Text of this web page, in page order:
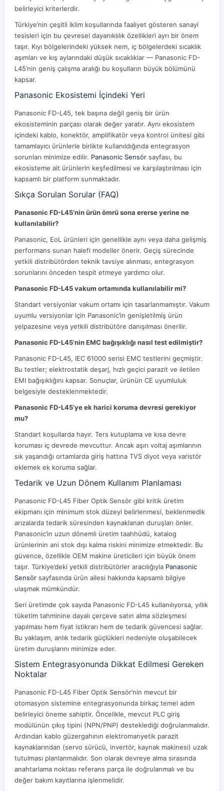
belirleyici kriterlerdir.
Türkiye’nin çeşitli iklim koşullarında faaliyet gösteren sanayi
tesisleri için bu çevresel dayanıklılık özellikleri ayrı bir önem
taşır. Kıyı bölgelerindeki yüksek nem, iç bölgelerdeki sıcaklık
aşımları ve kış aylarındaki düşük sıcaklıklar — Panasonic FD-
L45’nin geniş çalışma aralığı bu koşulların büyük bölümünü
kapsar.
Panasonic Ekosistemi İçindeki Yeri
Panasonic FD-L45, tek başına değil geniş bir ürün
ekosisteminin parçası olarak değer yaratır. Aynı ekosistem
içindeki kablo, konektör, amplifikatör veya kontrol ünitesi gibi
tamamlayıcı ürünlerle birlikte kullanıldığında entegrasyon
sorunları minimize edilir. Panasonic Sensör sayfası, bu
ekosisteme ait ürünlerin keşfedilmesi ve karşılaştırılması için
kapsamlı bir platform sunmaktadır.
Sıkça Sorulan Sorular (FAQ)
Panasonic FD-L45’nin ürün ömrü sona ererse yerine ne
kullanılabilir?
Panasonic, EoL ürünleri için genellikle aynı veya daha gelişmiş
performans sunan halefi modeller önerir. Geçiş sürecinde
yetkili distribütörden teknik tavsiye alınması, entegrasyon
sorunlarını önceden tespit etmeye yardımcı olur.
Panasonic FD-L45 vakum ortamında kullanılabilir mi?
Standart versiyonlar vakum ortamı için tasarlanmamıştır. Vakum
uyumlu versiyonlar için Panasonic’in genişletilmiş ürün
yelpazesine veya yetkili distribütöre danışılması önerilir.
Panasonic FD-L45’nin EMC bağışıklığı nasıl test edilmiştir?
Panasonic FD-L45, IEC 61000 serisi EMC testlerini geçmiştir.
Bu testler; elektrostatik deşarj, hızlı geçici parazit ve iletilen
EMI bağışıklığını kapsar. Sonuçlar, ürünün CE uyumluluk
belgesiyle desteklenmektedir.
Panasonic FD-L45’ye ek harici koruma devresi gerekiyor
mu?
Standart koşullarda hayır. Ters kutuplama ve kısa devre
koruması iç devrede mevcuttur. Ancak aşırı voltaj aşımlarının
sık yaşandığı ortamlarda giriş hattına TVS diyot veya varistör
eklemek ek koruma sağlar.
Tedarik ve Uzun Dönem Kullanım Planlaması
Panasonic FD-L45 Fiber Optik Sensör gibi kritik üretim
ekipmanı için minimum stok düzeyi belirlenmesi, beklenmedik
arızalarda tedarik süresinden kaynaklanan duruşları önler.
Panasonic’in uzun dönemli üretim taahhüdü, katalog
ürünlerinin ani stok dışı kalma riskini minimize etmektedir. Bu
güvence, özellikle OEM makine üreticileri için büyük önem
taşır. Türkiye’deki yetkili distribütörler aracılığıyla Panasonic
Sensör sayfasında ürün ailesi hakkında kapsamlı bilgiye
ulaşmak mümkündür.
Seri üretimde çok sayıda Panasonic FD-L45 kullanılıyorsa, yıllık
tüketim tahminine dayalı çerçeve satın alma sözleşmesi
yapılması hem fiyat istikrarı hem de tedarik güvencesi sağlar.
Bu yaklaşım, anlık tedarik güçlükleri nedeniyle oluşabilecek
üretim duruşlarını minimize eder.
Sistem Entegrasyonunda Dikkat Edilmesi Gereken
Noktalar
Panasonic FD-L45 Fiber Optik Sensör’nin mevcut bir
otomasyon sistemine entegrasyonunda birkaç temel adım
belirleyici öneme sahiptir. Öncelikle, mevcut PLC giriş
modülünün çıkış tipini (NPN/PNP) desteklediği doğrulanmalıdır.
Ardından kablo güzergahının elektromanyetik parazit
kaynaklarından (servo sürücü, invertör, kaynak makinesi) uzak
tutulması planlanmalıdır. Son olarak devreye alma sırasında
anahtarlama noktası referans parça ile doğrulanmalı ve bu
değer bakım kayıtlarına işlenmelidir.